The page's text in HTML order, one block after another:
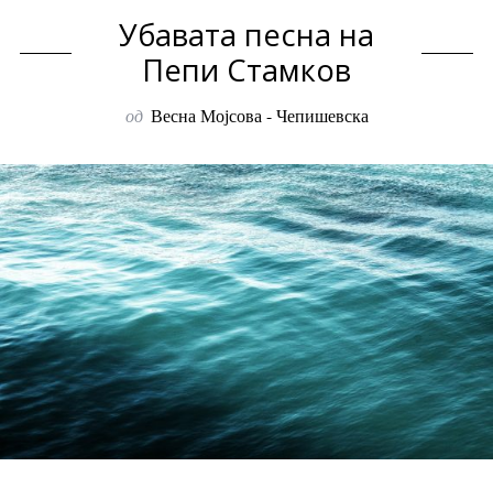
Убавата песна на
Пепи Стамков
од Весна Мојсова - Чепишевска